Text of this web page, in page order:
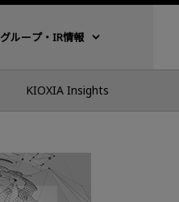
グループ・IR情報
KIOXIA Insights